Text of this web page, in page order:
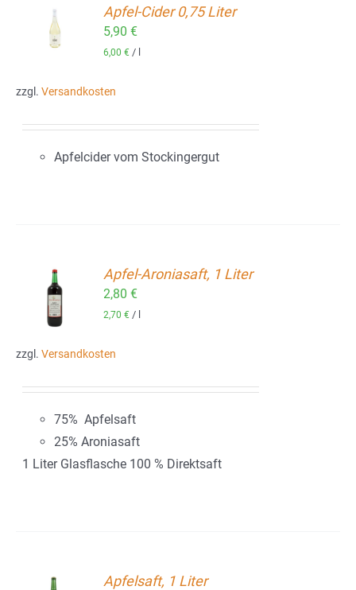
Apfel-Cider 0,75 Liter
5,90€
6,00€ /
zzgl. Versandkosten
Apfelcider vom Stockingergut
Apfel-Aroniasaft, 1 Liter
2,80€
2,70€ /
zzgl. Versandkosten
75% Apfelsaft
25% Aroniasaft
1 Liter Glasflasche 100 % Direktsaft
Apfelsaft, 1 Liter